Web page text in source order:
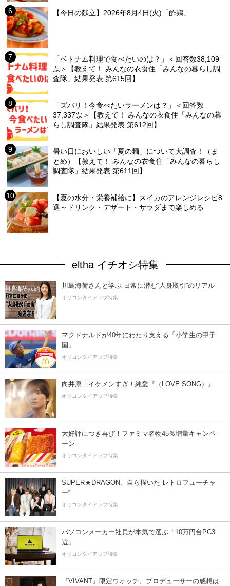
【今日の献立】2026年8月4日(火)「酢鶏」
「ベトナム料理で食べたいのは？」＜回答数38,109
票＞【教えて！ みんなの衣食住「みんなの暮らし調
査隊」結果発表 第615回】
「ズバリ！今食べたいラーメンは？」＜回答数
37,337票＞【教えて！ みんなの衣食住「みんなの暮
らし調査隊」結果発表 第612回】
暑い日においしい「夏の麺」について大調査！（ま
とめ）【教えて！ みんなの衣食住「みんなの暮らし
調査隊」結果発表 第611回】
【夏の水分・栄養補給に】スイカのアレンジレシピ8
選～ドリンク・デザート・サラダまで楽しめる
eltha イチオシ特集
川島海荷さんと学ぶ 日常に潜む“人身取引”のリアル
オリコンタイアップ特集
マクドナルドが40年にわたり支える「小学生の甲子
園」
オリコンタイアップ特集
向井康二イケメンすぎ！純愛『（LOVE SONG）』
オリコンタイアップ特集
大好評につき再び！ファミマ名物45％増量キャンペ
ーン
オリコンタイアップ特集
SUPER★DRAGON、自ら描いた”レトロフューチャ
ー”
オリコンタイアップ特集
パソコンメーカー社員が本気で選ぶ「10万円台PC3
選」
オリコンタイアップ特集
『VIVANT』限定ウオッチ、プロデューサーの感想は